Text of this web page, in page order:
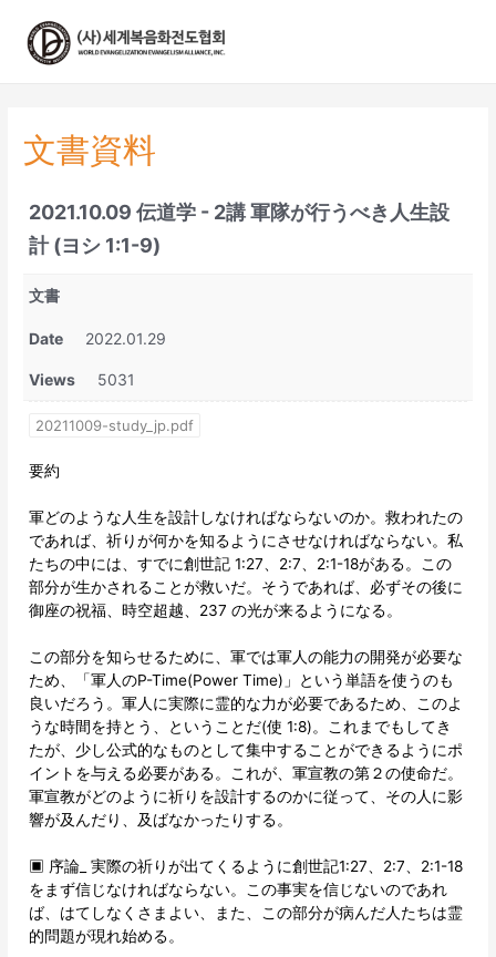
文書資料
2021.10.09 伝道学 - 2講 軍隊が行うべき人生設
計 (ヨシ 1:1-9)
文書
Date 2022.01.29
Views 5031
20211009-study_jp.pdf
要約
軍どのような人生を設計しなければならないのか。救われたの
であれば、祈りが何かを知るようにさせなければならない。私
たちの中には、すでに創世記 1:27、2:7、2:1-18がある。この
部分が生かされることが救いだ。そうであれば、必ずその後に
御座の祝福、時空超越、237 の光が来るようになる。
この部分を知らせるために、軍では軍人の能力の開発が必要な
ため、「軍人のP-Time(Power Time)」という単語を使うのも
良いだろう。軍人に実際に霊的な力が必要であるため、このよ
うな時間を持とう、ということだ(使 1:8)。これまでもしてき
たが、少し公式的なものとして集中することができるようにポ
イントを与える必要がある。これが、軍宣教の第２の使命だ。
軍宣教がどのように祈りを設計するのかに従って、その人に影
響が及んだり、及ばなかったりする。
▣ 序論_ 実際の祈りが出てくるように創世記1:27、2:7、2:1-18
をまず信じなければならない。この事実を信じないのであれ
ば、はてしなくさまよい、また、この部分が病んだ人たちは霊
的問題が現れ始める。